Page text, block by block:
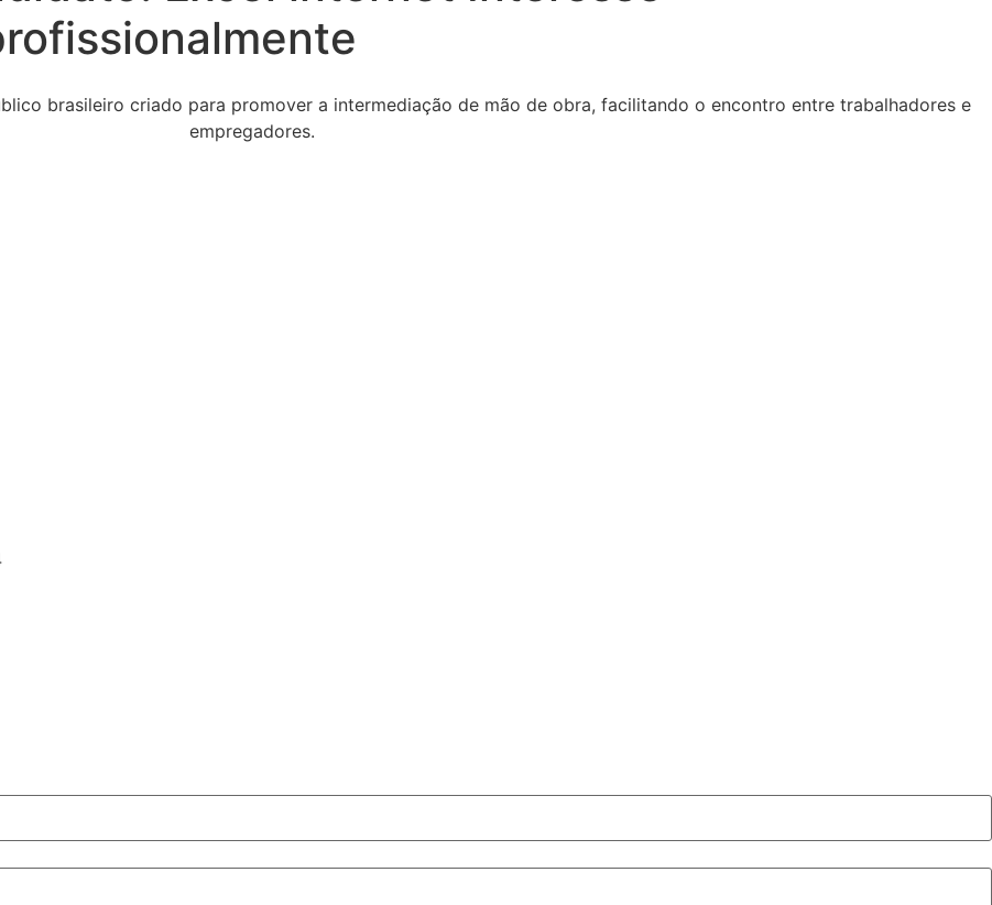
brasileiro criado para promover a intermediação de mão de obra, facilitando o encontro entre trabalhadores e
empregadores.